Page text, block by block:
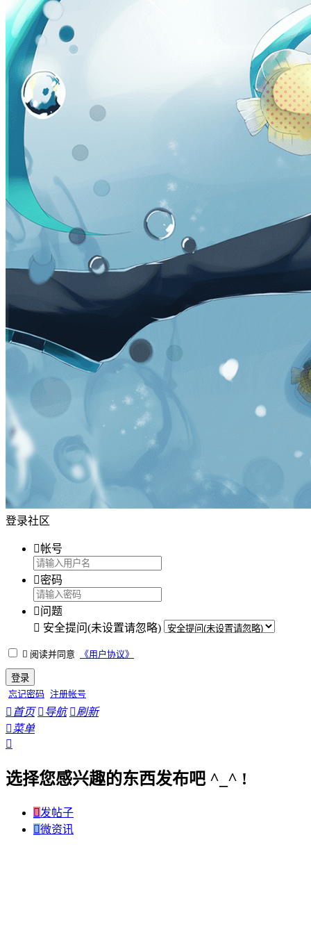
登录社区
帐号
密码
问题
 安全提问(未设置请忽略)
 阅读并同意 《用户协议》
登录
忘记密码 注册帐号
 首页  导航 刷新
菜单

选择您感兴趣的东西发布吧 ^_^ !
发帖子
微资讯